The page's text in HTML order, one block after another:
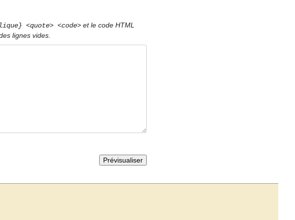
<quote> <code>et le code HTML
lignes vides.